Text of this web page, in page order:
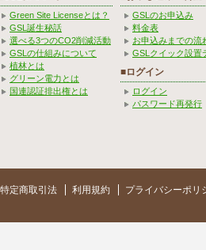
Green Site Licenseとは？
GSL誕生秘話
選べる3つのCO2削減活動
GSLの仕組みについて
植林とは
グリーン電力とは
国連認証排出権とは
GSLのお申込み
料金表
お申込みまでの流
GSLクイック設置
■ログイン
ログイン
パスワード再発行
特定商取引法 利用規約 プライバシーポリ